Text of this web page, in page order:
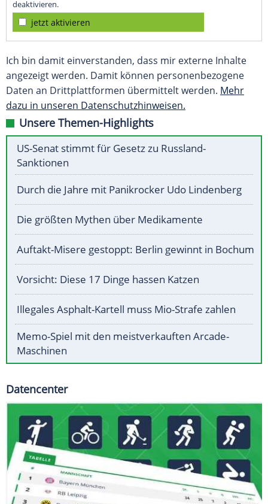
deaktivieren.
jetzt aktivieren
Ich bin damit einverstanden, dass mir externe Inhalte
angezeigt werden. Damit können personenbezogene
Daten an Drittplattformen übermittelt werden. Mehr
dazu in unseren Datenschutzhinweisen.
Unsere Themen-Highlights
US-Senat stimmt für Gesetz zu Russland-
Sanktionen
Durch die Jahre mit Panikrocker Udo Lindenberg
Die größten Mythen über Medikamente
Auftakt-Misere gestoppt: Berlin gewinnt in Bochum
Vorsicht: Diese 17 Dinge hassen Katzen
Illegales Asphalt-Kartell muss Mio-Strafe zahlen
Memo-Spiel mit den meistverkauften Arcade-
Maschinen
Datencenter